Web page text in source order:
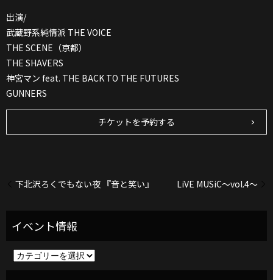
出演/
武蔵野系純情派 THE VOICE
THE SCENE（京都）
THE SHAVERS
神宮マン feat. THE BACK TO THE FUTURES
GUNNERS
チケットを予約する
下北沢ろくでもない夜 『音と笑い』 LiVE MUSiC～vol.4～